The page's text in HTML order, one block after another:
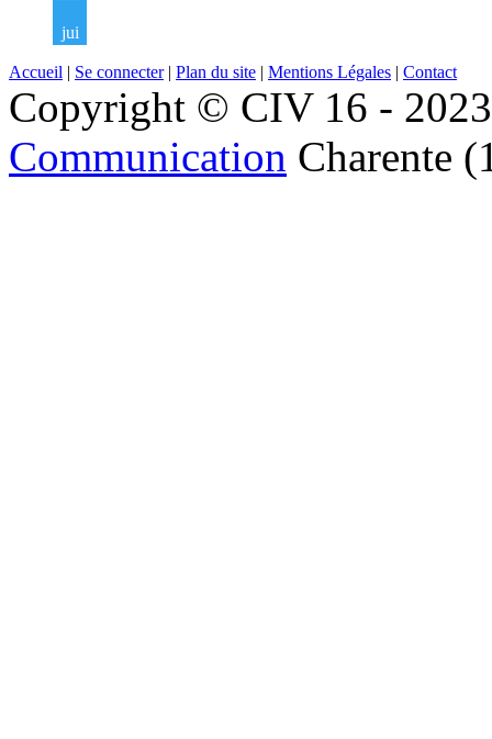
jui
Accueil | Se connecter| Plan du site | Mentions Légales | Contact
Copyright © CIV 16 -
Communication Charente